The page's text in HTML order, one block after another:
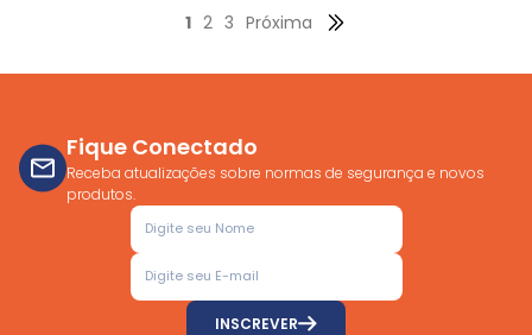
1 2 3 Próxima
Fique Conectado
Receba atualizações sobre normas de segurança e novos
produtos.
INSCREVER